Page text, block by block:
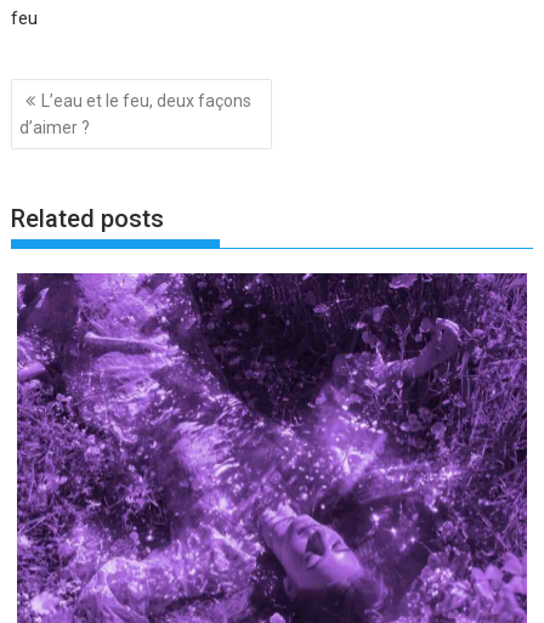
feu
Navigation
de
l’article
L’eau et le feu, deux façons
d’aimer ?
Related posts